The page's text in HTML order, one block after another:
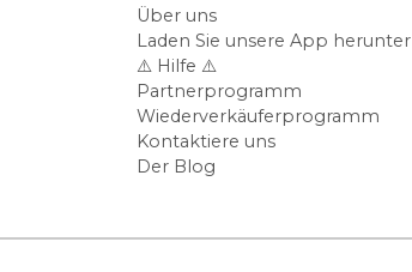
Über uns
Laden Sie unsere App herunter
⚠️ Hilfe ⚠️
Partnerprogramm
Wiederverkäuferprogramm
Kontaktiere uns
Der Blog